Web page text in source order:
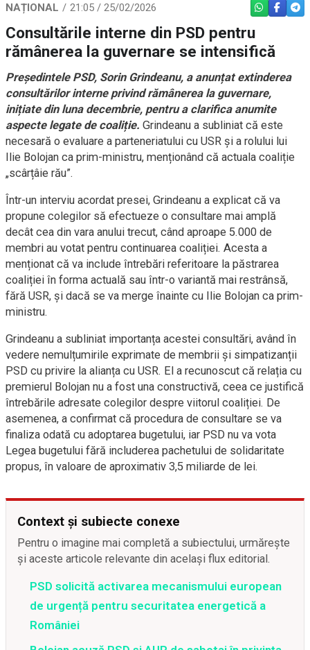
NAȚIONAL 21:05 / 25/02/2026 WHATSAPP
Consultările interne din PSD pentru
rămânerea la guvernare se intensifică
Președintele PSD, Sorin Grindeanu, a anunțat extinderea
consultărilor interne privind rămânerea la guvernare,
inițiate din luna decembrie, pentru a clarifica anumite
aspecte legate de coaliție. Grindeanu a subliniat că este
necesară o evaluare a parteneriatului cu USR și a rolului lui
Ilie Bolojan ca prim-ministru, menționând că actuala coaliție
„scârțâie rău”.
Într-un interviu acordat presei, Grindeanu a explicat că va
propune colegilor să efectueze o consultare mai amplă
decât cea din vara anului trecut, când aproape 5.000 de
membri au votat pentru continuarea coaliției. Acesta a
menționat că va include întrebări referitoare la păstrarea
coaliției în forma actuală sau într-o variantă mai restrânsă,
fără USR, și dacă se va merge înainte cu Ilie Bolojan ca prim-
ministru.
Grindeanu a subliniat importanța acestei consultări, având în
vedere nemulțumirile exprimate de membrii și simpatizanții
PSD cu privire la alianța cu USR. El a recunoscut că relația cu
premierul Bolojan nu a fost una constructivă, ceea ce justifică
întrebările adresate colegilor despre viitorul coaliției. De
asemenea, a confirmat că procedura de consultare se va
finaliza odată cu adoptarea bugetului, iar PSD nu va vota
Legea bugetului fără includerea pachetului de solidaritate
propus, în valoare de aproximativ 3,5 miliarde de lei.
Context și subiecte conexe
Pentru o imagine mai completă a subiectului, urmărește
și aceste articole relevante din același flux editorial.
PSD solicită activarea mecanismului european
de urgență pentru securitatea energetică a
României